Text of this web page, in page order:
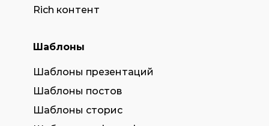
Rich контент
Шаблоны
Шаблоны презентаций
Шаблоны постов
Шаблоны сторис